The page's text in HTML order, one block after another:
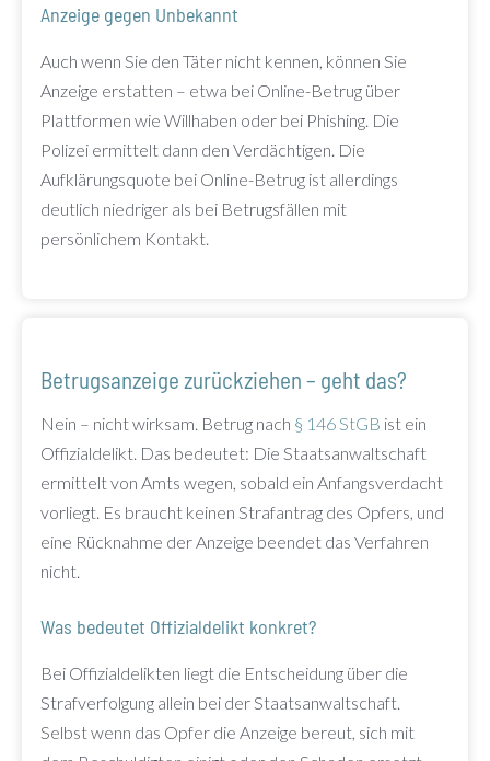
Anzeige gegen Unbekannt
Auch wenn Sie den Täter nicht kennen, können Sie
Anzeige erstatten – etwa bei Online-Betrug über
Plattformen wie Willhaben oder bei Phishing. Die
Polizei ermittelt dann den Verdächtigen. Die
Aufklärungsquote bei Online-Betrug ist allerdings
deutlich niedriger als bei Betrugsfällen mit
persönlichem Kontakt.
Betrugsanzeige zurückziehen – geht das?
Nein – nicht wirksam. Betrug nach § 146 StGB ist ein
Offizialdelikt. Das bedeutet: Die Staatsanwaltschaft
ermittelt von Amts wegen, sobald ein Anfangsverdacht
vorliegt. Es braucht keinen Strafantrag des Opfers, und
eine Rücknahme der Anzeige beendet das Verfahren
nicht.
Was bedeutet Offizialdelikt konkret?
Bei Offizialdelikten liegt die Entscheidung über die
Strafverfolgung allein bei der Staatsanwaltschaft.
Selbst wenn das Opfer die Anzeige bereut, sich mit